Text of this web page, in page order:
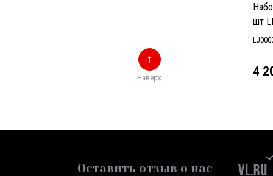
шт
4
Наверх
Оставить отзыв о нас